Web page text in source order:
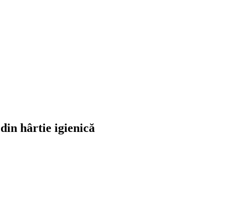
hârtie igienică